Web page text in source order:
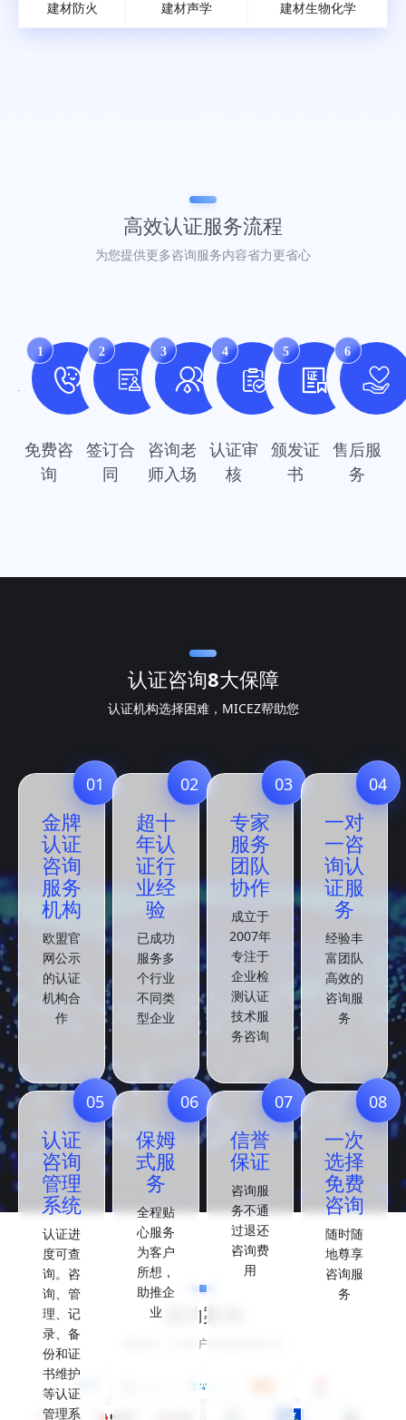
建材防火 建材声学 建材生物化学
高效认证服务流程
为您提供更多咨询服务内容省力更省心
1
免费咨
询
2
签订合
同
3
咨询老
师入场
4
认证审
核
5
颁发证
书
6
售后服
务
认证咨询8大保障
认证机构选择困难，MICEZ帮助您
01
金牌
认证
咨询
服务
机构
欧盟官
网公示
的认证
机构合
作
02
超十
年认
证行
业经
验
已成功
服务多
个行业
不同类
型企业
03
专家
服务
团队
协作
成立于
2007年
专注于
企业检
测认证
技术服
务咨询
04
一对
一咨
询认
证服
务
经验丰
富团队
高效的
咨询服
务
05
认证
咨询
管理
系统
认证进
度可查
询。咨
询、管
理、记
录、备
份和证
书维护
等认证
管理系
06
保姆
式服
务
全程贴
心服务
为客户
所想，
助推企
业
07
信誉
保证
咨询服
务不通
过退还
咨询费
用
08
一次
选择
免费
咨询
随时随
地尊享
咨询服
务
成功案例
感谢每一位客户的选择和信任